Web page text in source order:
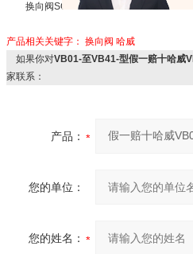
换向阀SG 0 L-C
产品相关关键字： 换向阀 哈威
如果你对VB01-至VB41-型假一赔十哈威
家联系：
产品：
您的单位：
您的姓名：